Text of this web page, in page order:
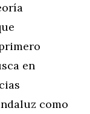
en
como